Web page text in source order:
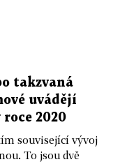
takzvaná
uvádějí
2020
související vývoj
To jsou dvě